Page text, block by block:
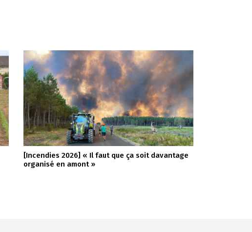
[Incendies 2026] « Il faut que ça soit davantage
organisé en amont »